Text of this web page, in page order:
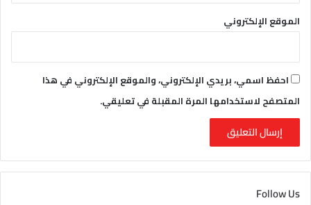
الموقع الإلكتروني
احفظ اسمي، بريدي الإلكتروني، والموقع الإلكتروني في هذا
المتصفح لاستخدامها المرة المقبلة في تعليقي.
Follow Us